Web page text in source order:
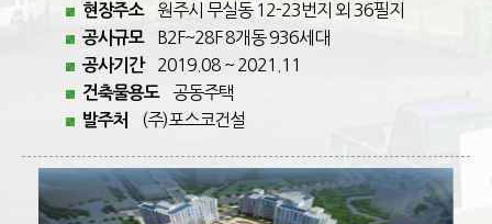
현장주소 원주시 무실동 12-23번지 외 36필지
공사규모 B2F~28F 8개동 936세대
공사기간 2019.08 ~ 2021.11
건축물용도 공동주택
발주처 (주)포스코건설